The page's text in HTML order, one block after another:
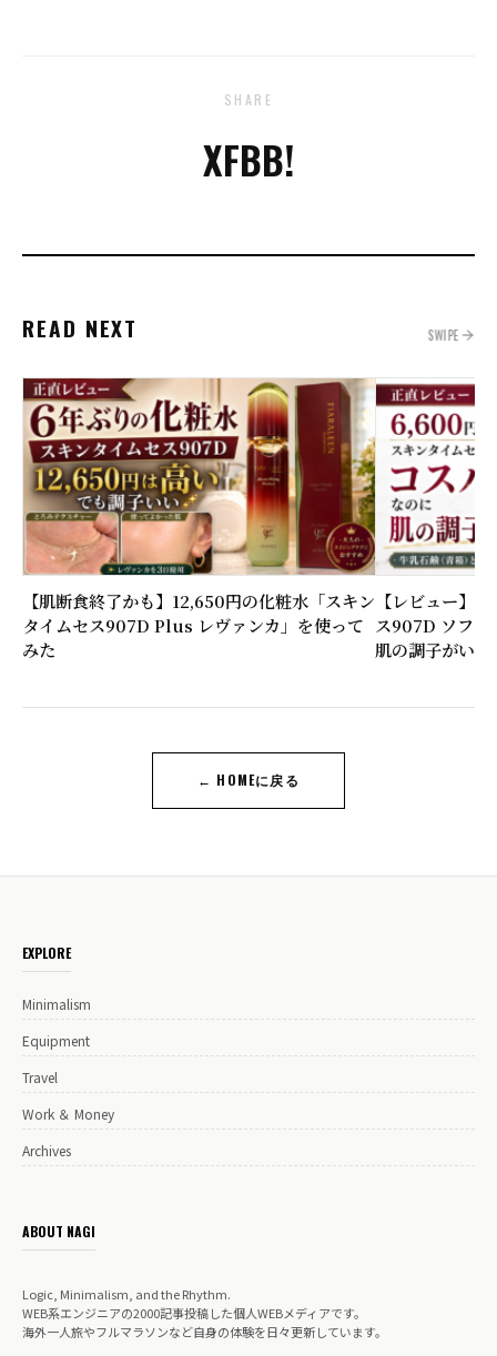
SHARE
XFBB!
READ NEXT SWIPE
【肌断食終了かも】12,650円の化粧水「スキン
タイムセス907D Plus レヴァンカ」を使って
みた
【レビュー】
ス907D ソファ
肌の調子がいい
← HOMEに戻る
EXPLORE
Minimalism
Equipment
Travel
Work ＆ Money
Archives
ABOUT NAGI
Logic, Minimalism, and the Rhythm.
WEB系エンジニアの2000記事投稿した個人WEBメディアです。
海外一人旅やフルマラソンなど自身の体験を日々更新しています。